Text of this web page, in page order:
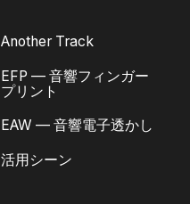
Another Track
EFP — 音響フィンガー
プリント
EAW — 音響電子透かし
活用シーン